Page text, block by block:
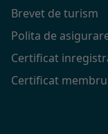
Brevet de turism
Polita de
Certificat
Certificat membru